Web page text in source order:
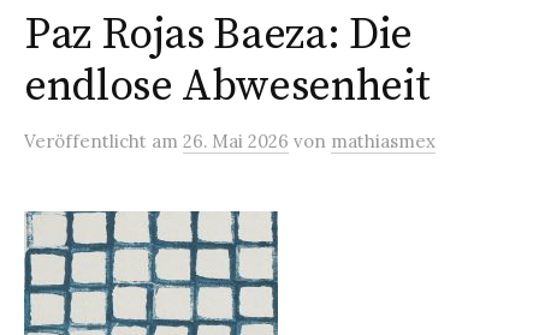
Paz Rojas Baeza: Die
endlose Abwesenheit
Veröffentlicht am 26. Mai 2026 von mathiasmex